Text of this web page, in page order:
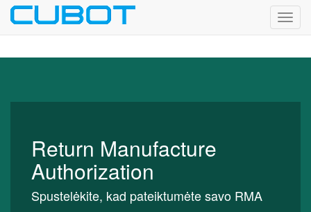
Return Manufacture
Authorization
Spustelėkite, kad pateiktumėte savo RMA